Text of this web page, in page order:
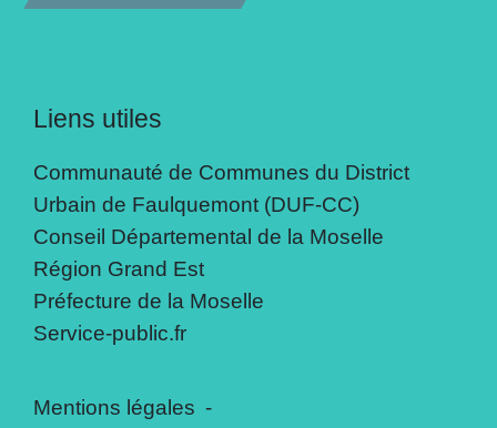
Liens utiles
Communauté de Communes du District
Urbain de Faulquemont (DUF-CC)
Conseil Départemental de la Moselle
Région Grand Est
Préfecture de la Moselle
Service-public.fr
Mentions légales -